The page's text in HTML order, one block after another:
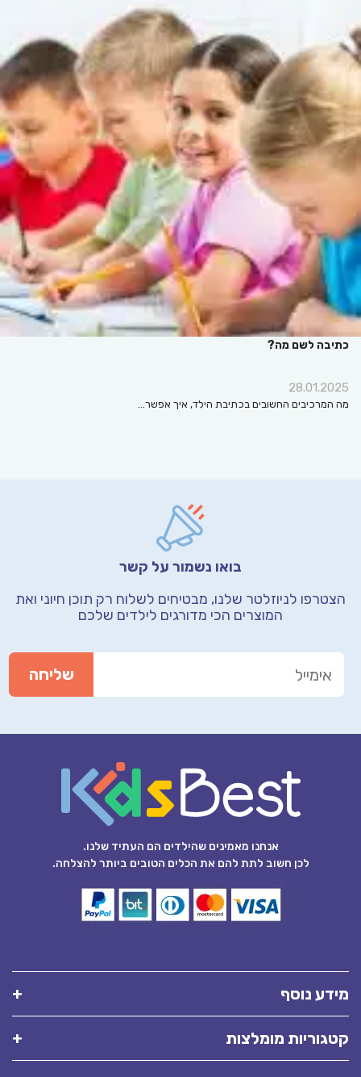
כתיבה לשם מה?
28.01.2025
מה המרכיבים החשובים בכתיבת הילד, איך אפשר…
בואו נשמור על קשר
הצטרפו לניוזלטר שלנו, מבטיחים לשלוח רק תוכן חיוני ואת
המוצרים הכי מדורגים לילדים שלכם
אנחנו מאמינים שהילדים הם העתיד שלנו.
לכן חשוב לתת להם את הכלים הטובים ביותר להצלחה.
מידע נוסף
קטגוריות מומלצות